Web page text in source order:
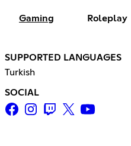
Gaming Roleplay
SUPPORTED LANGUAGES
Turkish
SOCIAL